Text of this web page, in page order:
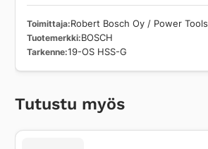
Toimittaja Robert Bosch Oy / Power Tools
Tuotemerkki BOSCH
Tarkenne 19-OS HSS-G
Tutustu myös